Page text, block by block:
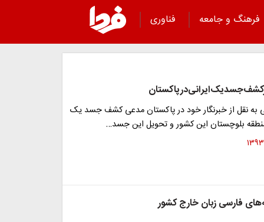
فرهنگ و جامعه فناوری
نقل از خبرنگار خود در پاکستان مدعی کشف جسد یک
منطقه بلوچستان این کشور و تحویل این جسد…
فارسی زبان خارج کشور